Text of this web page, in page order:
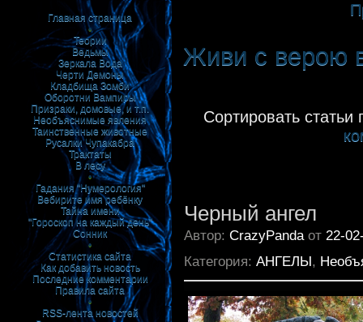
Главная страница
•
Теории
Ведьмы
Зеркала Вода
Черти Демоны
Кладбища Зомби
Оборотни Вампиры
Призраки, домовые, и т.п.
Необъяснимые явления
Таинственные животные
Русалки Чупакабра
Трактаты
В лесу
•
Гадания "Нумерология"
Вебирите имя ребёнку
Тайна имени
"Гороскоп на каждый день"
Сонник
•
Статистика сайта
Как добавить новость
Последние комментарии
Правила сайта
•
RSS-лента новостей
Живи с верою
Сортировать статьи
Черный ангел
Автор: CrazyPanda от 22-
Категория: АНГЕЛЫ,